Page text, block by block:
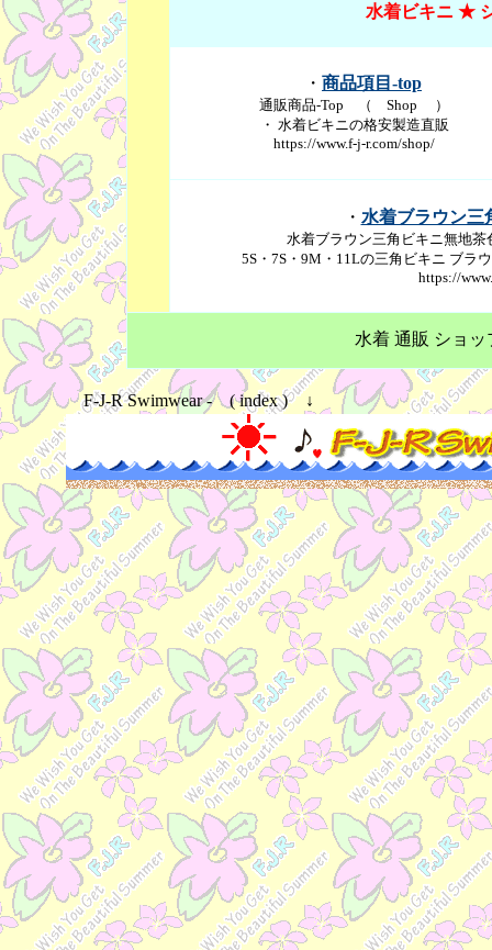
水着ビキニ ★
・ 商品項目-top
通販商品-Top （ Shop ）
・ 水着ビキニの格安製造直販
https://www.f-j-r.com/shop/
・ 水着ブラウン三
水着ブラウン三角ビキニ無地
5S・7S・9M・11Lの三角ビキニ ブラ
https://
水着 通販 ショッ
F-J-R Swimwear - ( index ) ↓